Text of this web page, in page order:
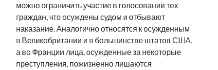
можно ограничить участие в голосовании тех
граждан, что осуждены судом и отбывают
наказание. Аналогично относятся к осужденным
в Великобритании и в большинстве штатов США,
а во Франции лица, осужденные за некоторые
преступления, пожизненно лишаются